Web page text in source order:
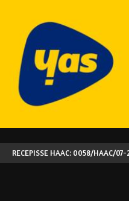
RECEPISSE HAAC: 0058/HAAC/